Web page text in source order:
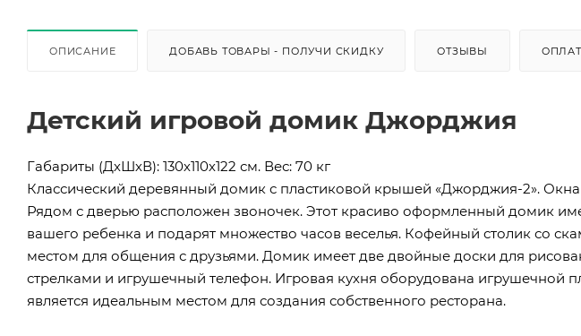
ОПИСАНИЕ ДОБАВЬ ТОВАРЫ - ПОЛУЧИ СКИДКУ ОТЗЫВЫ
Детский игровой домик Джорджия
Габариты (ДхШхВ): 130х110х122 см. Вес: 70 кг
Классический деревянный домик с пластиковой крышей «Джорджия-2».
Рядом с дверью расположен звоночек. Этот красиво оформленный домик
вашего ребенка и подарят множество часов веселья. Кофейный столик со
местом для общения с друзьями. Домик имеет две двойные доски для
стрелками и игрушечный телефон. Игровая кухня оборудована игрушечной
является идеальным местом для создания собственного ресторана.